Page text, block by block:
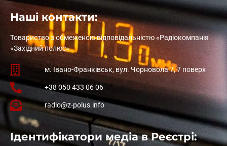
Наші контакти:
Товариство з обмеженою відповідальністю «Радіокомпанія
«Західний полюс»
м. Івано-Франківськ, вул. Чорновола 7, 7 поверх
+38 050 433 06 06
radio@z-polus.info
Ідентифікатори медіа в Реєстрі: